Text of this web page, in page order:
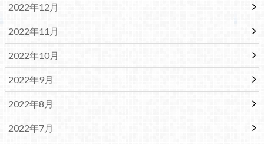
2022年12月
2022年11月
2022年10月
2022年9月
2022年8月
2022年7月